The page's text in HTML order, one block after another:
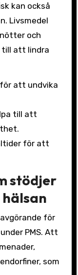
kan också
Livsmedel
och
till att lindra
att undvika
till att
för att
stödjer
för
PMS. Att
som